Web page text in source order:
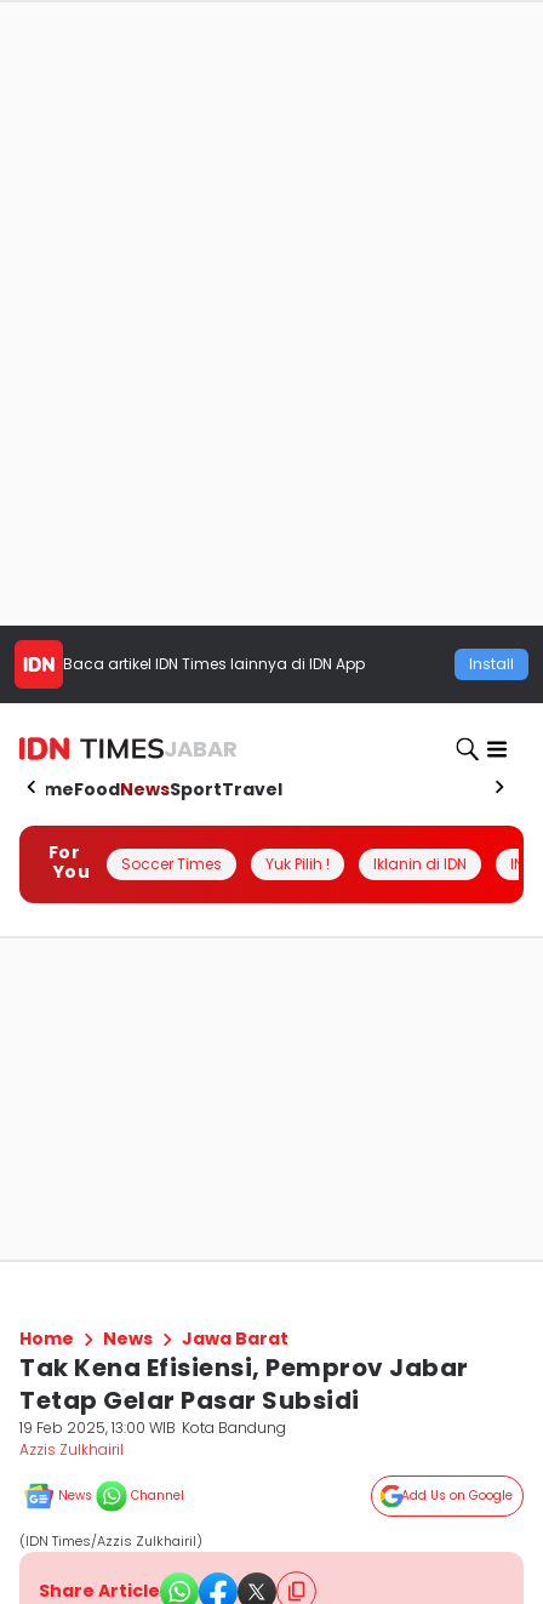
Baca artikel IDN Times lainnya di IDN App Install
JABAR
HomeFoodNewsSportTravel
For
You
Soccer Times Yuk Pilih ! Iklanin di IDN
Home News Jawa Barat
Tak Kena Efisiensi, Pemprov Jabar
Tetap Gelar Pasar Subsidi
19 Feb 2025, 13:00 WIB Kota Bandung
Azzis Zulkhairil
News Channel Add Us on Google
(IDN Times/Azzis Zulkhairil)
Share Article